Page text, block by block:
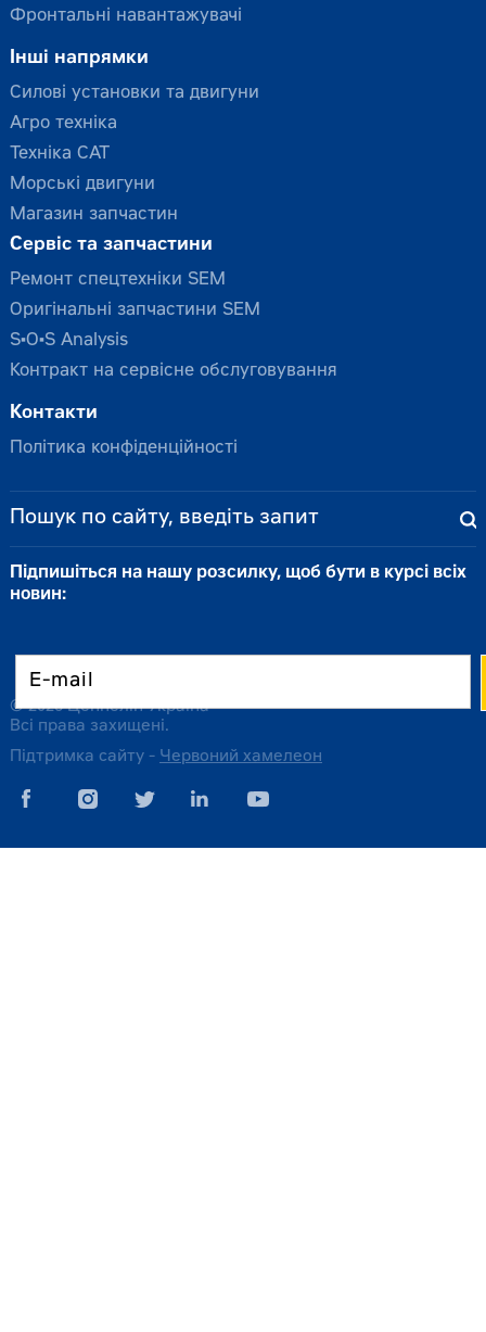
Фронтальні навантажувачі
Інші напрямки
Силові установки та двигуни
Агро техніка
Техніка CAT
Морські двигуни
Магазин запчастин
Сервіс та запчастини
Ремонт спецтехніки SEM
Оригінальні запчастини SEM
S•O•S Analysis
Контракт на сервісне обслуговування
Контакти
Політика конфіденційності
Підпишіться на нашу розсилку, щоб бути в курсі всіх
новин:
© 2026 Цеппелін Україна
Всі права захищені.
Підтримка сайту - Червоний хамелеон